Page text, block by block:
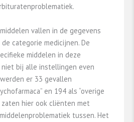
vallen in de gegevens
categorie medicijnen. De
middelen in deze
bij alle instellingen even
er 33 gevallen
en 194 als “overige
zaten hier ook cliënten met
tussen. Het